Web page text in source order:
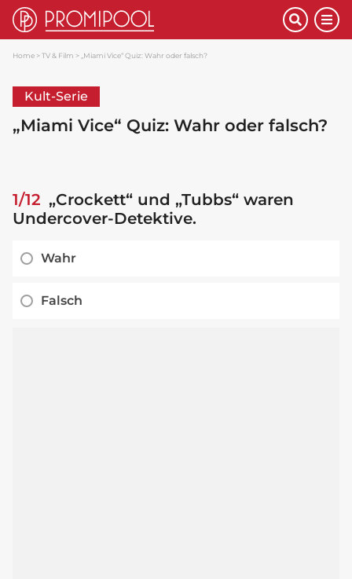
Home TV & Film „Miami Vice“ Quiz: Wahr oder falsch?
Kult-Serie
„Miami Vice“ Quiz: Wahr oder falsch?
1/12 „Crockett“ und „Tubbs“ waren
Undercover-Detektive.
Wahr
Falsch